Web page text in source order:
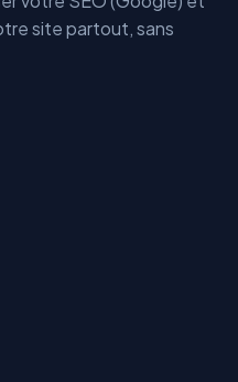
site partout, sans